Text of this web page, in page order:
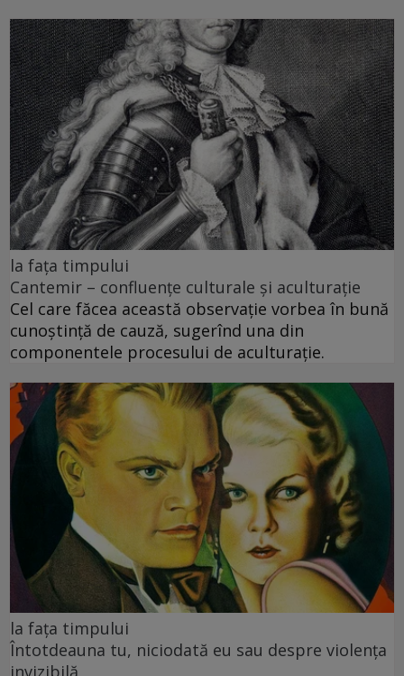
la fața timpului
Cantemir – confluenţe culturale şi aculturaţie
Cel care făcea această observaţie vorbea în bună
cunoştință de cauză, sugerînd una din
componentele procesului de aculturaţie.
la fața timpului
Întotdeauna tu, niciodată eu sau despre violența
invizibilă